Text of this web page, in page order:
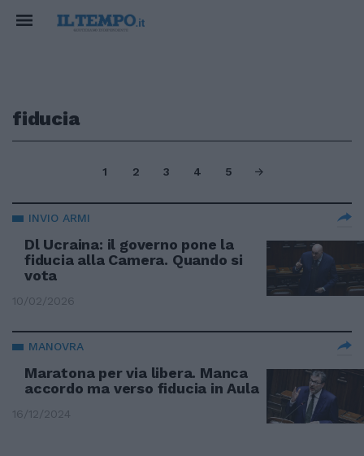
fiducia
1 2 3 4 5
INVIO ARMI
Dl Ucraina: il governo pone la
fiducia alla Camera. Quando si
vota
10/02/2026
MANOVRA
Maratona per via libera. Manca
accordo ma verso fiducia in Aula
16/12/2024